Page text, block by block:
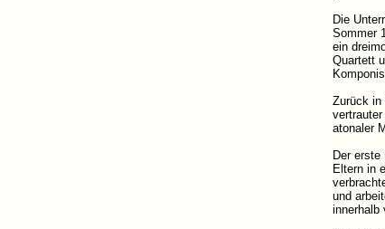
Die
Sommer
ein
Quartett
Zurück in
atonaler
Der
Eltern in
und
innerhalb